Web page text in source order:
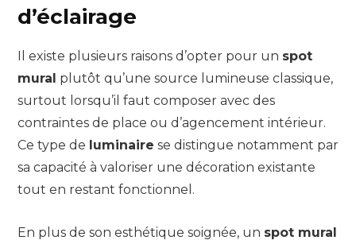
d’éclairage
Il existe plusieurs raisons d’opter pour un spot
mural plutôt qu’une source lumineuse classique,
surtout lorsqu’il faut composer avec des
contraintes de place ou d’agencement intérieur.
Ce type de luminaire se distingue notamment par
sa capacité à valoriser une décoration existante
tout en restant fonctionnel.
En plus de son esthétique soignée, un spot mural